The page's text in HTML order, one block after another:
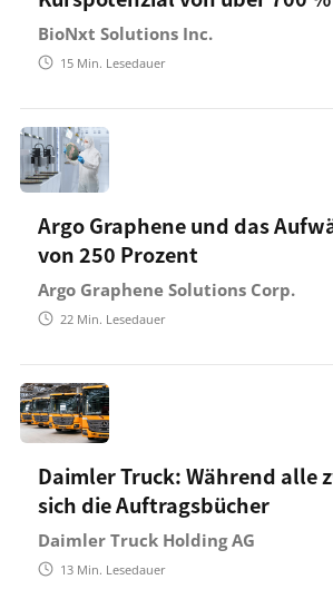
BioNxt Solutions Inc.
15 Min. Lesedauer
Argo Graphene und das
von 250 Prozent
Argo Graphene Solutions Corp.
22 Min. Lesedauer
Daimler Truck: Während alle
sich die Auftragsbücher
Daimler Truck Holding AG
13 Min. Lesedauer